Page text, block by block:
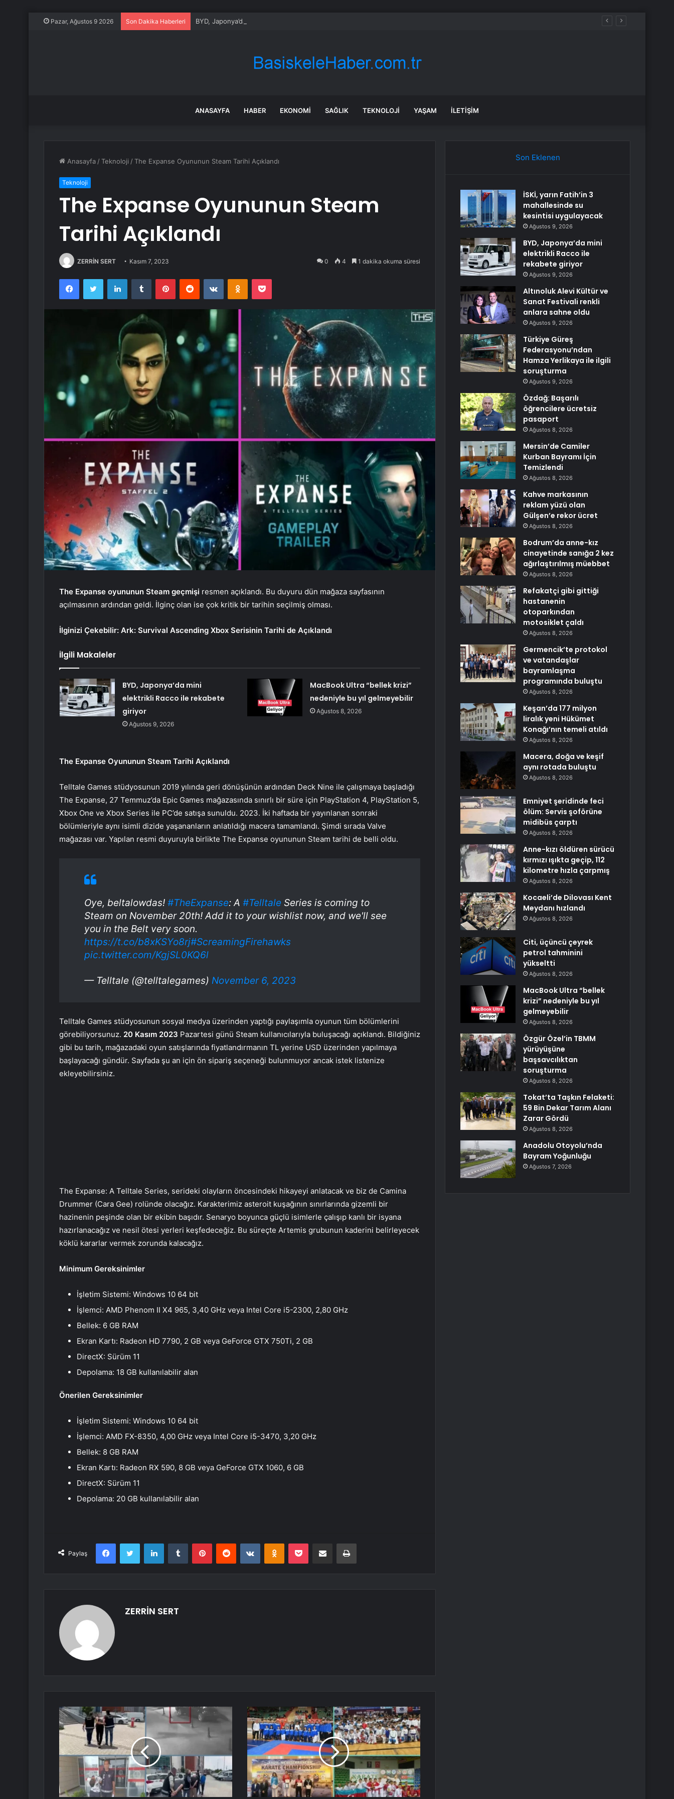
Pazar, Ağustos 9 2026 Son Dakika Haberleri BYD, Japonya’da mini elektrikli Racco ile rekabete giriyor
ANASAYFA HABER EKONOMI SAĞLIK TEKNOLOJI YAŞAM İLETIŞIM
Anasayfa /Teknoloji /The Expanse Oyununun Steam Tarihi Açıklandı
Teknoloji
The Expanse Oyununun Steam
Tarihi Açıklandı
ZERRİN SERT Kasım 7, 2023 0 4 1 dakika okuma süresi
FacebookTwitter LinkedInTumblr PinterestReddit VKontakteOdnoklassniki
Pocket
The Expanse oyununun Steam geçmişi resmen açıklandı. Bu duyuru dün mağaza sayfasının
açılmasının ardından geldi. İlginç olan ise çok kritik bir tarihin seçilmiş olması.
İlginizi Çekebilir: Ark: Survival Ascending Xbox Serisinin Tarihi de Açıklandı
İlgili Makaleler
BYD, Japonya’da mini
elektrikli Racco ile rekabete
giriyor
Ağustos 9, 2026
MacBook Ultra “bellek krizi”
nedeniyle bu yıl gelmeyebilir
Ağustos 8, 2026
The Expanse Oyununun Steam Tarihi Açıklandı
Telltale Games stüdyosunun 2019 yılında geri dönüşünün ardından Deck Nine ile çalışmaya başladığı
The Expanse, 27 Temmuz’da Epic Games mağazasında sınırlı bir süre için PlayStation 4, PlayStation 5,
Xbox One ve Xbox Series ile PC’de satışa sunuldu. 2023. İki haftada bir yayınlanan sonraki
bölümleriyle aynı isimli dizide yaşananların anlatıldığı macera tamamlandı. Şimdi sırada Valve
mağazası var. Yapılan resmi duyuruyla birlikte The Expanse oyununun Steam tarihi de belli oldu.
Oye, beltalowdas! #TheExpanse: A #Telltale Series is coming to
Steam on November 20th! Add it to your wishlist now, and we'll see
you in the Belt very soon.
https://t.co/b8xKSYo8rj#ScreamingFirehawks
pic.twitter.com/KgjSL0KQ6l
— Telltale (@telltalegames) November 6, 2023
Telltale Games stüdyosunun sosyal medya üzerinden yaptığı paylaşımla oyunun tüm bölümlerini
görebiliyorsunuz. 20 Kasım 2023 Pazartesi günü Steam kullanıcılarıyla buluşacağı açıklandı. Bildiğiniz
gibi bu tarih, mağazadaki oyun satışlarında fiyatlandırmanın TL yerine USD üzerinden yapılmaya
başlayacağı gündür. Sayfada şu an için ön sipariş seçeneği bulunmuyor ancak istek listenize
ekleyebilirsiniz.
The Expanse: A Telltale Series, serideki olayların öncesindeki hikayeyi anlatacak ve biz de Camina
Drummer (Cara Gee) rolünde olacağız. Karakterimiz asteroit kuşağının sınırlarında gizemli bir
hazinenin peşinde olan bir ekibin başıdır. Senaryo boyunca güçlü isimlerle çalışıp kanlı bir isyana
hazırlanacağız ve nesil ötesi yerleri keşfedeceğiz. Bu süreçte Artemis grubunun kaderini belirleyecek
köklü kararlar vermek zorunda kalacağız.
Minimum Gereksinimler
İşletim Sistemi: Windows 10 64 bit
İşlemci: AMD Phenom II X4 965, 3,40 GHz veya Intel Core i5-2300, 2,80 GHz
Bellek: 6 GB RAM
Ekran Kartı: Radeon HD 7790, 2 GB veya GeForce GTX 750Ti, 2 GB
DirectX: Sürüm 11
Depolama: 18 GB kullanılabilir alan
Önerilen Gereksinimler
İşletim Sistemi: Windows 10 64 bit
İşlemci: AMD FX-8350, 4,00 GHz veya Intel Core i5-3470, 3,20 GHz
Bellek: 8 GB RAM
Ekran Kartı: Radeon RX 590, 8 GB veya GeForce GTX 1060, 6 GB
DirectX: Sürüm 11
Depolama: 20 GB kullanılabilir alan
Paylaş
FacebookTwitter LinkedInTumblr PinterestReddit VKontakteOdnoklassniki
Pocket E-Posta ile paylaş Yazdır
ZERRİN SERT
Son Eklenen
İSKİ, yarın Fatih’in 3
mahallesinde su
kesintisi uygulayacak
Ağustos 9, 2026
BYD, Japonya’da mini
elektrikli Racco ile
rekabete giriyor
Ağustos 9, 2026
Altınoluk Alevi Kültür ve
Sanat Festivali renkli
anlara sahne oldu
Ağustos 9, 2026
Türkiye Güreş
Federasyonu’ndan
Hamza Yerlikaya ile ilgili
soruşturma
Ağustos 9, 2026
Özdağ: Başarılı
öğrencilere ücretsiz
pasaport
Ağustos 8, 2026
Mersin’de Camiler
Kurban Bayramı İçin
Temizlendi
Ağustos 8, 2026
Kahve markasının
reklam yüzü olan
Gülşen’e rekor ücret
Ağustos 8, 2026
Bodrum’da anne-kız
cinayetinde sanığa 2 kez
ağırlaştırılmış müebbet
Ağustos 8, 2026
Refakatçi gibi gittiği
hastanenin
otoparkından
motosiklet çaldı
Ağustos 8, 2026
Germencik’te protokol
ve vatandaşlar
bayramlaşma
programında buluştu
Ağustos 8, 2026
Keşan’da 177 milyon
liralık yeni Hükümet
Konağı’nın temeli atıldı
Ağustos 8, 2026
Macera, doğa ve keşif
aynı rotada buluştu
Ağustos 8, 2026
Emniyet şeridinde feci
ölüm: Servis şoförüne
midibüs çarptı
Ağustos 8, 2026
Anne-kızı öldüren sürücü
kırmızı ışıkta geçip, 112
kilometre hızla çarpmış
Ağustos 8, 2026
Kocaeli’de Dilovası Kent
Meydanı hızlandı
Ağustos 8, 2026
Citi, üçüncü çeyrek
petrol tahminini
yükseltti
Ağustos 8, 2026
MacBook Ultra “bellek
krizi” nedeniyle bu yıl
gelmeyebilir
Ağustos 8, 2026
Özgür Özel’in TBMM
yürüyüşüne
başsavcılıktan
soruşturma
Ağustos 8, 2026
Tokat’ta Taşkın Felaketi:
59 Bin Dekar Tarım Alanı
Zarar Gördü
Ağustos 8, 2026
Anadolu Otoyolu’nda
Bayram Yoğunluğu
Ağustos 7, 2026